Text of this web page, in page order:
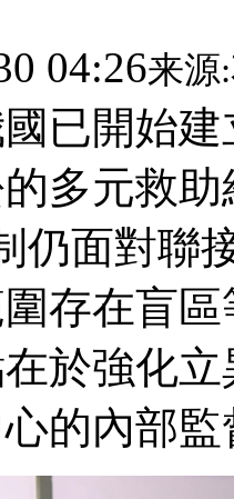
04:26来源:
國已開始
多元救助
機制仍面
存在盲區等
於強化立
的內部監